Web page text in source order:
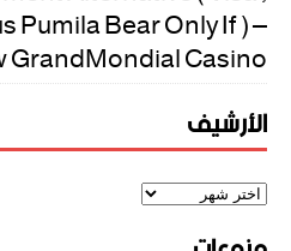
Bear Only If ) –
Casino
الأرشيف